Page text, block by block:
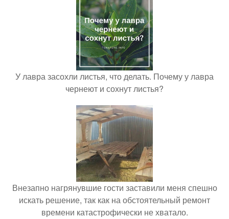
У лавра засохли листья, что делать. Почему у лавра
чернеют и сохнут листья?
Внезапно нагрянувшие гости заставили меня спешно
искать решение, так как на обстоятельный ремонт
времени катастрофически не хватало.